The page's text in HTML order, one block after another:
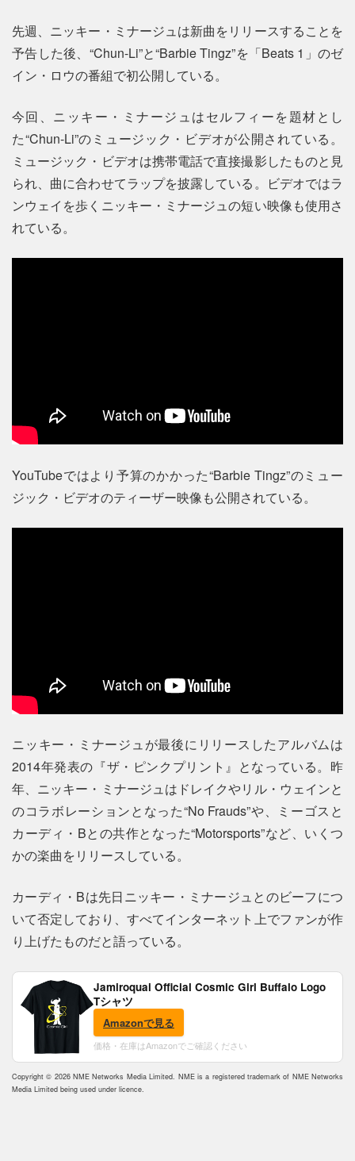
先週、ニッキー・ミナージュは新曲をリリースすることを
予告した後、“Chun-Li”と“Barbie Tingz”を「Beats 1」のゼ
イン・ロウの番組で初公開している。
今回、ニッキー・ミナージュはセルフィーを題材とし
た“Chun-Li”のミュージック・ビデオが公開されている。
ミュージック・ビデオは携帯電話で直接撮影したものと見
られ、曲に合わせてラップを披露している。ビデオではラ
ンウェイを歩くニッキー・ミナージュの短い映像も使用さ
れている。
YouTubeではより予算のかかった“Barbie Tingz”のミュー
ジック・ビデオのティーザー映像も公開されている。
ニッキー・ミナージュが最後にリリースしたアルバムは
2014年発表の『ザ・ピンクプリント』となっている。昨
年、ニッキー・ミナージュはドレイクやリル・ウェインと
のコラボレーションとなった“No Frauds”や、ミーゴスと
カーディ・Bとの共作となった“Motorsports”など、いくつ
かの楽曲をリリースしている。
カーディ・Bは先日ニッキー・ミナージュとのビーフにつ
いて否定しており、すべてインターネット上でファンが作
り上げたものだと語っている。
Jamiroquai Official Cosmic Girl Buffalo Logo
Tシャツ
Amazonで見る
価格・在庫はAmazonでご確認ください
Copyright © 2026 NME Networks Media Limited. NME is a registered trademark of NME Networks
Media Limited being used under licence.